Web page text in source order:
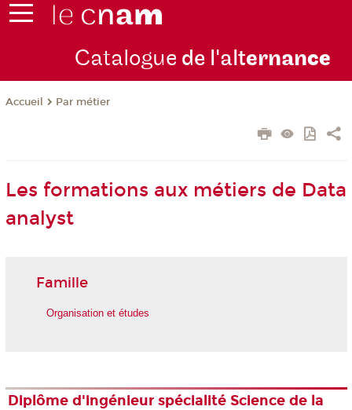
Catalogue de l'alternance
Accueil Par métier
Les formations aux métiers de Data
analyst
Famille
Organisation et études
Diplôme d'ingénieur spécialité Science de la